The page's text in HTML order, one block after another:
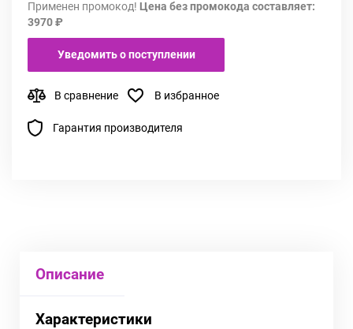
Применен промокод! Цена без промокода составляет:
3970 ₽
Уведомить о поступлении
В сравнение В избранное
Гарантия производителя
Описание
Характеристики